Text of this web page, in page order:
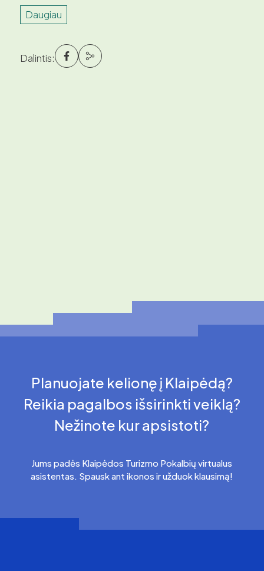
Daugiau
Dalintis:
Planuojate kelionę į Klaipėdą?
Reikia pagalbos išsirinkti veiklą?
Nežinote kur apsistoti?
Jums padės Klaipėdos Turizmo Pokalbių virtualus
asistentas. Spausk ant ikonos ir užduok klausimą!